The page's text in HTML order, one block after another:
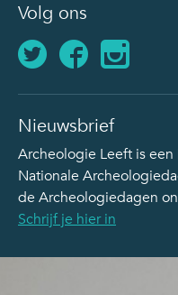
Volg ons
Nieuwsbrief
Archeologie Leeft is
Nationale
de Archeologiedagen
Schrijf je hier in